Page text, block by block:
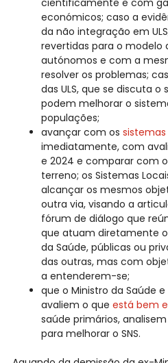
cientificamente e com
económicos; caso a
da não integração em
revertidas para o modelo
autónomos e com a
resolver os problemas;
das ULS, que se discuta
podem melhorar o
populações;
avançar com os
imediatamente, com
e 2024 e comparar com
terreno; os Sistemas
alcançar os mesmos
outra via, visando a
fórum de diálogo que
que atuam diretamente
da Saúde, públicas ou
das outras, mas com
a entenderem-se;
que o Ministro da Saúde e
avaliem o que está bem
saúde primários, analisem
para melhorar o SNS.